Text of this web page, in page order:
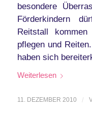
besondere
Förderkindern
Reitstall
pflegen und
haben sich
Weiterlesen
11. DEZEMBER 2010 /